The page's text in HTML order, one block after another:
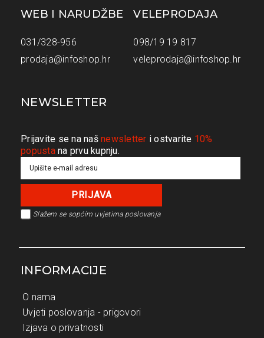
WEB I NARUDŽBE
031/328-956
prodaja@infoshop.hr
VELEPRODAJA
098/19 19 817
veleprodaja@infoshop.hr
NEWSLETTER
Prijavite se na naš newsletter i ostvarite 10%
popustana prvu kupnju.
Slažem se sopćim uvjetima poslovanja
INFORMACIJE
O nama
Uvjeti poslovanja - prigovori
Izjava o privatnosti